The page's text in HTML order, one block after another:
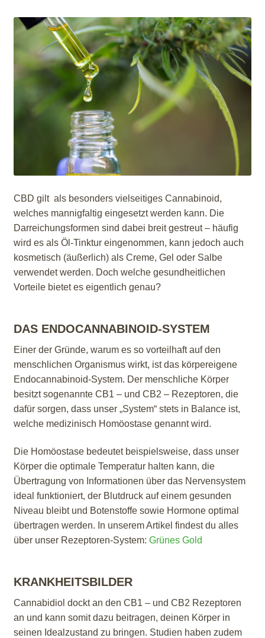
CBD gilt als besonders vielseitiges Cannabinoid,
welches mannigfaltig eingesetzt werden kann. Die
Darreichungsformen sind dabei breit gestreut – häufig
wird es als Öl-Tinktur eingenommen, kann jedoch auch
kosmetisch (äußerlich) als Creme, Gel oder Salbe
verwendet werden. Doch welche gesundheitlichen
Vorteile bietet es eigentlich genau?
DAS ENDOCANNABINOID-SYSTEM
Einer der Gründe, warum es so vorteilhaft auf den
menschlichen Organismus wirkt, ist das körpereigene
Endocannabinoid-System. Der menschliche Körper
besitzt sogenannte CB1 – und CB2 – Rezeptoren, die
dafür sorgen, dass unser „System“ stets in Balance ist,
welche medizinisch Homöostase genannt wird.
Die Homöostase bedeutet beispielsweise, dass unser
Körper die optimale Temperatur halten kann, die
Übertragung von Informationen über das Nervensystem
ideal funktioniert, der Blutdruck auf einem gesunden
Niveau bleibt und Botenstoffe sowie Hormone optimal
übertragen werden. In unserem Artikel findest du alles
über unser Rezeptoren-System: Grünes Gold
KRANKHEITSBILDER
Cannabidiol dockt an den CB1 – und CB2 Rezeptoren
an und kann somit dazu beitragen, deinen Körper in
seinen Idealzustand zu bringen. Studien haben zudem